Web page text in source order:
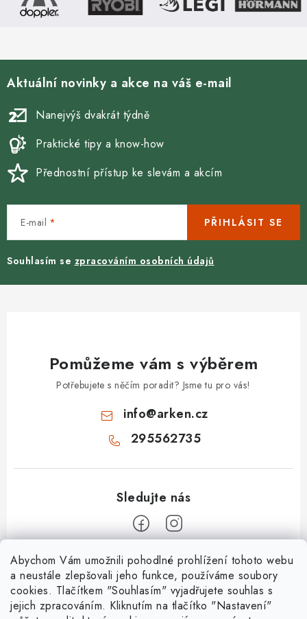
Abychom Vám umožnili pohodlné prohlížení tohoto webu
a neustále zlepšovali jeho funkce, používáme soubory
cookies. Tlačítkem "Souhlasím" vyjadřujete souhlas s
jejich zpracováním. Kliknutím na tlačítko "Nastavení"
Aktuální novinky a akce na váš e-mail
Nanejvýš dvakrát týdně
Praktické tipy a know-how
Přednostní přístup ke slevám a akcím
E-mail
Souhlasím se zpracováním osobních údajů
PŘIHLÁSIT SE
Pomůžeme vám s výběrem
Potřebujete s něčím poradit? Jsme tu pro vás!
info@arken.cz
295562735
O Arken